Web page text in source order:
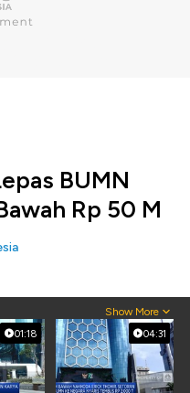
BUMN
Rp 50 M
Show More
01:18 04:31